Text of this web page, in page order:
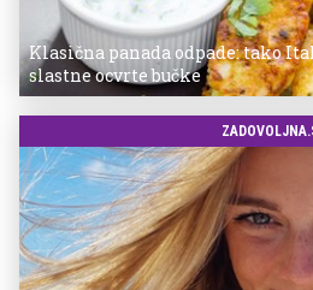
Klasična panada odpade: tako
slastne ocvrte bučke